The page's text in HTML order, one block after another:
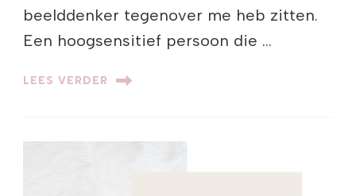
beelddenker tegenover me heb zitten.
Een hoogsensitief persoon die …
LEES VERDER